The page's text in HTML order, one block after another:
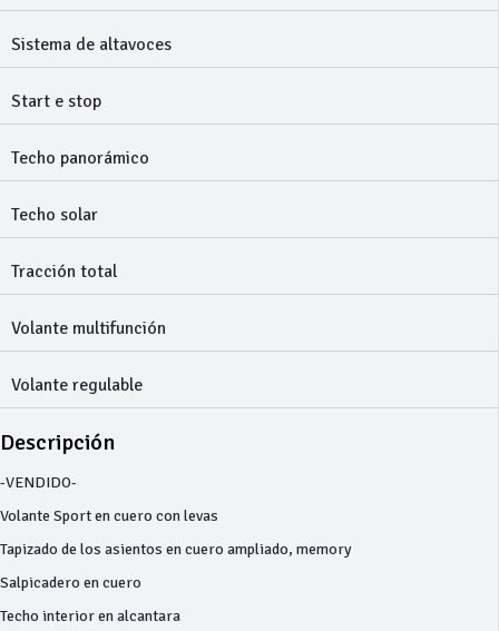
Sistema de altavoces
Start e stop
Techo panorámico
Techo solar
Tracción total
Volante multifunción
Volante regulable
Descripción
-VENDIDO-
Volante Sport en cuero con levas
Tapizado de los asientos en cuero ampliado, memory
Salpicadero en cuero
Techo interior en alcantara